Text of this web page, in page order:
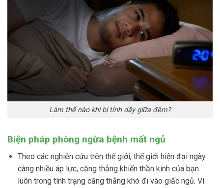
Làm thế nào khi bị tỉnh dậy giữa đêm?
Biện pháp phòng ngừa bệnh mất ngủ
Theo các nghiên cứu trên thế giới, thế giới hiện đại ngày
càng nhiều áp lực, căng thẳng khiến thần kinh của bạn
luôn trong tình trạng căng thẳng khó đi vào giấc ngủ. Vì